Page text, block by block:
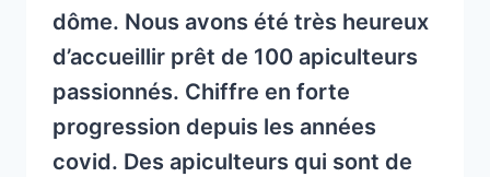
dôme. Nous avons été très heureux
d’accueillir prêt de 100 apiculteurs
passionnés. Chiffre en forte
progression depuis les années
covid. Des apiculteurs qui sont de